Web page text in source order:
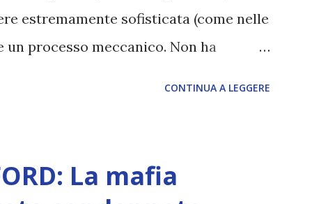
estremamente sofisticata (come nelle
processo meccanico. Non ha
scegliere per amore anche quando
CONTINUA A LEGGERE
La mafia